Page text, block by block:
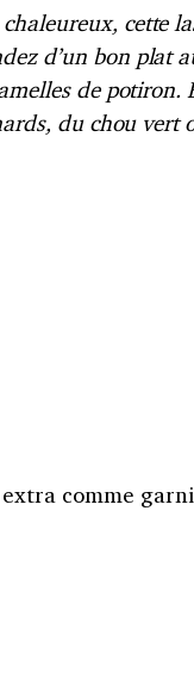
cette
d’un bon plat
de potiron.
du chou vert
comme